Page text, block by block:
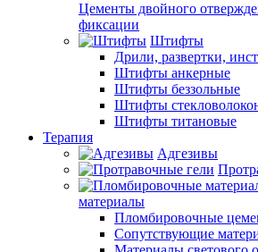
Цементы двойного
фиксации
Штифты
Дрили, развертки,
Штифты анкерные
Штифты беззольные
Штифты
Штифты титановые
Терапия
Адгезивы
материалы
Пломбировочные
Сопутствующие